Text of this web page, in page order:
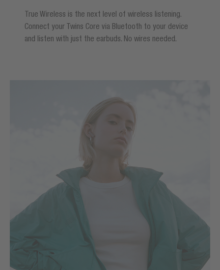
True Wireless is the next level of wireless listening.
Connect your Twins Core via Bluetooth to your device
and listen with just the earbuds. No wires needed.